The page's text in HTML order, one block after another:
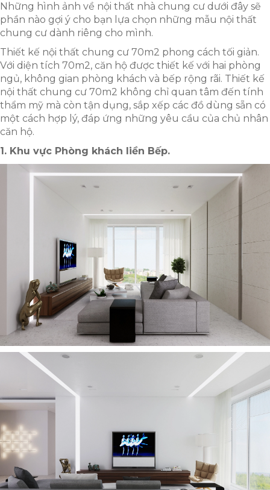
Những hình ảnh về nội thất nhà chung cư dưới đây sẽ
phần nào gợi ý cho bạn lựa chọn những mẫu nội thất
chung cư dành riêng cho mình.
Thiết kế nội thất chung cư 70m2 phong cách tối giản.
Với diện tích 70m2, căn hộ được thiết kế với hai phòng
ngủ, không gian phòng khách và bếp rộng rãi. Thiết kế
nội thất chung cư 70m2 không chỉ quan tâm đến tính
thẩm mỹ mà còn tận dụng, sắp xếp các đồ dùng sẵn có
một cách hợp lý, đáp ứng những yêu cầu của chủ nhân
căn hộ.
1. Khu vực Phòng khách liền Bếp.